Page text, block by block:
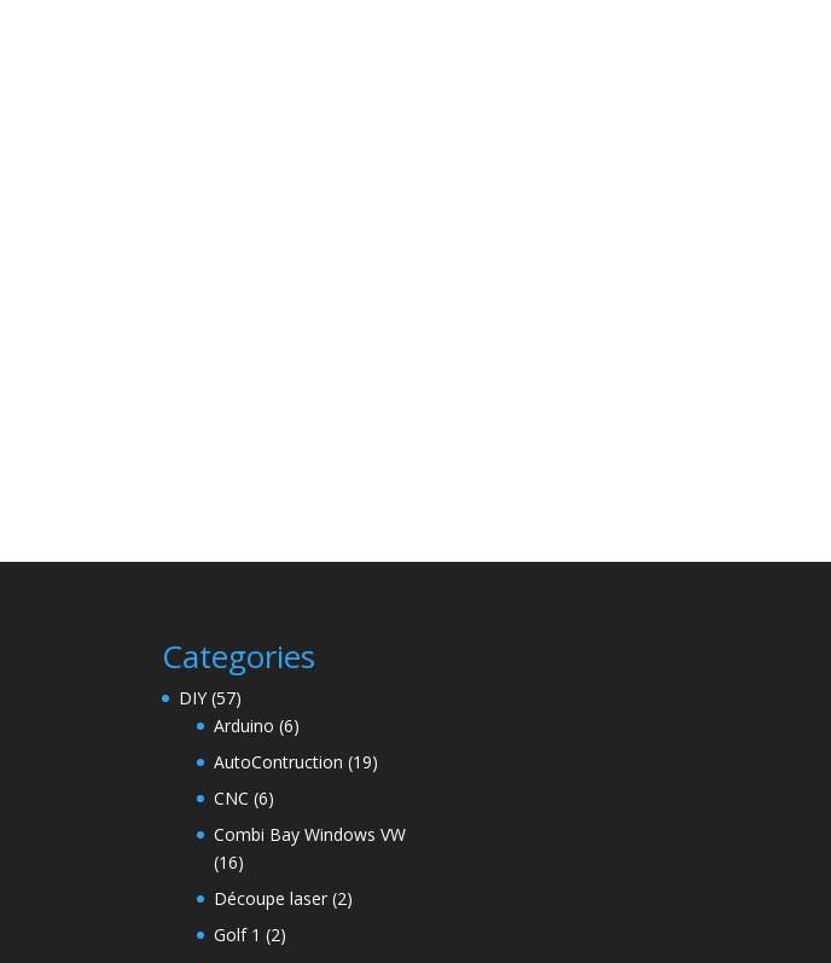
Categories
DIY (57)
Arduino (6)
AutoContruction (19)
CNC (6)
Combi Bay Windows VW
(16)
Découpe laser (2)
Golf 1 (2)